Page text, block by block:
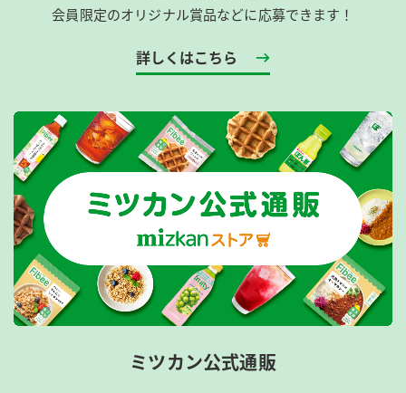
会員限定のオリジナル賞品などに応募できます！
詳しくはこちら
ミツカン公式通販